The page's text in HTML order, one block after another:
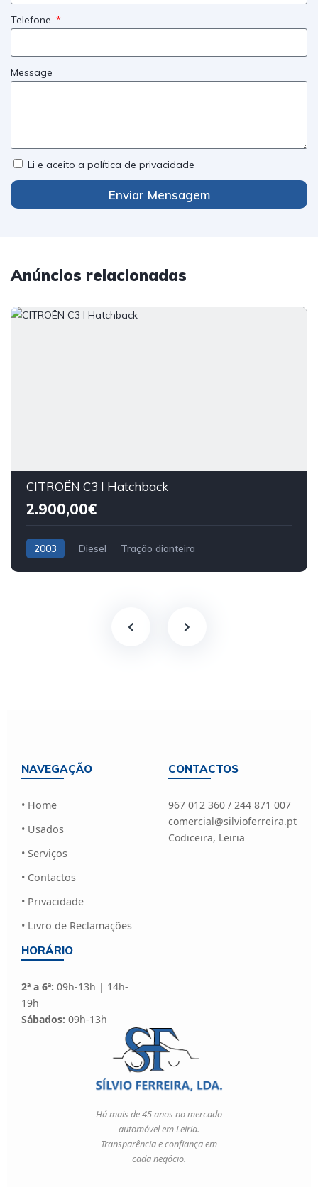
Telefone
Message
Li e aceito a política de privacidade
Enviar Mensagem
Anúncios relacionadas
CITROËN C3 I Hatchback
2.900,00€
2003 Diesel Tração dianteira
NAVEGAÇÃO
• Home
• Usados
• Serviços
• Contactos
• Privacidade
• Livro de Reclamações
CONTACTOS
967 012 360 / 244 871 007
comercial@silvioferreira.pt
Codiceira, Leiria
HORÁRIO
2ª a 6ª: 09h-13h | 14h-
19h
Sábados: 09h-13h
Há mais de 45 anos no mercado
automóvel em Leiria.
Transparência e confiança em
cada negócio.